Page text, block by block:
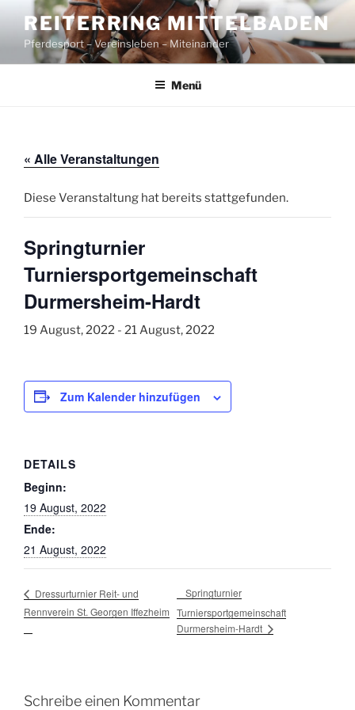
Inhalt
springen
REITERRING MITTELBADEN
Pferdesport – Vereinsleben – Miteinander
Menü
« Alle Veranstaltungen
Diese Veranstaltung hat bereits stattgefunden.
Springturnier
Turniersportgemeinschaft
Durmersheim-Hardt
19 August, 2022 - 21 August, 2022
Zum Kalender hinzufügen
DETAILS
Beginn:
19 August, 2022
Ende:
21 August, 2022
Dressurturnier Reit- und
Rennverein St. Georgen Iffezheim
Springturnier
Turniersportgemeinschaft
Durmersheim-Hardt
Schreibe einen Kommentar